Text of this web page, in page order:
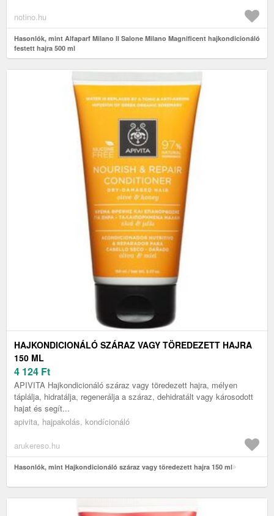
notino.hu
Hasonlók, mint Alfaparf Milano Il Salone Milano Magnificent hajkondicionáló
festett hajra 500 ml
HAJKONDICIONÁLÓ SZÁRAZ VAGY TÖREDEZETT HAJRA
150 ML
4 124 Ft
APIVITA Hajkondicionáló száraz vagy töredezett hajra, mélyen
táplálja, hidratálja, regenerálja a száraz, dehidratált vagy károsodott
hajat és segít...
apivita, hajpakolás, kondícionáló
arukereso.hu
Hasonlók, mint Hajkondicionáló száraz vagy töredezett hajra 150 ml